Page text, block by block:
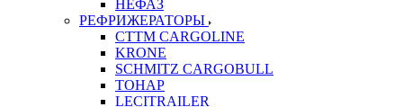
НЕФАЗ
РЕФРИЖЕРАТОРЫ
CTTM CARGOLINE
KRONE
SCHMITZ CARGOBULL
ТОНАР
LECITRAILER